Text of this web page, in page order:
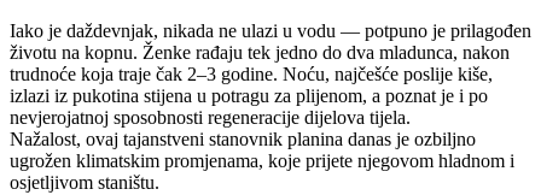
Iako je daždevnjak, nikada ne ulazi u vodu — potpuno je prilagođen
životu na kopnu. Ženke rađaju tek jedno do dva mladunca, nakon
trudnoće koja traje čak 2–3 godine. Noću, najčešće poslije kiše,
izlazi iz pukotina stijena u potragu za plijenom, a poznat je i po
nevjerojatnoj sposobnosti regeneracije dijelova tijela.
Nažalost, ovaj tajanstveni stanovnik planina danas je ozbiljno
ugrožen klimatskim promjenama, koje prijete njegovom hladnom i
osjetljivom staništu.